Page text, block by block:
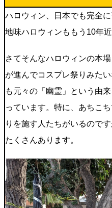
ハロウィン、日本でも完全
地味ハロウィンももう10年
さてそんなハロウィンの本
が進んでコスプレ祭りみた
も元々の「幽霊」という由
っています。特に、あちこ
りを施す人たちがいるので
たくさんあります。